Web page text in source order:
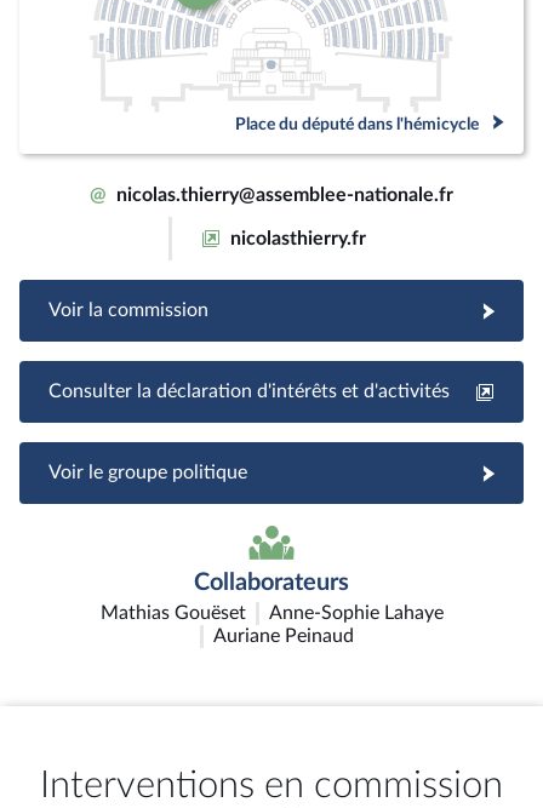
Place du député dans l'hémicycle
@ nicolas.thierry@assemblee-nationale.fr
nicolasthierry.fr
Voir la commission
Consulter la déclaration d'intérêts et d'activités
Voir le groupe politique
Collaborateurs
Mathias Gouëset
Anne-Sophie Lahaye
Auriane Peinaud
Interventions en commission